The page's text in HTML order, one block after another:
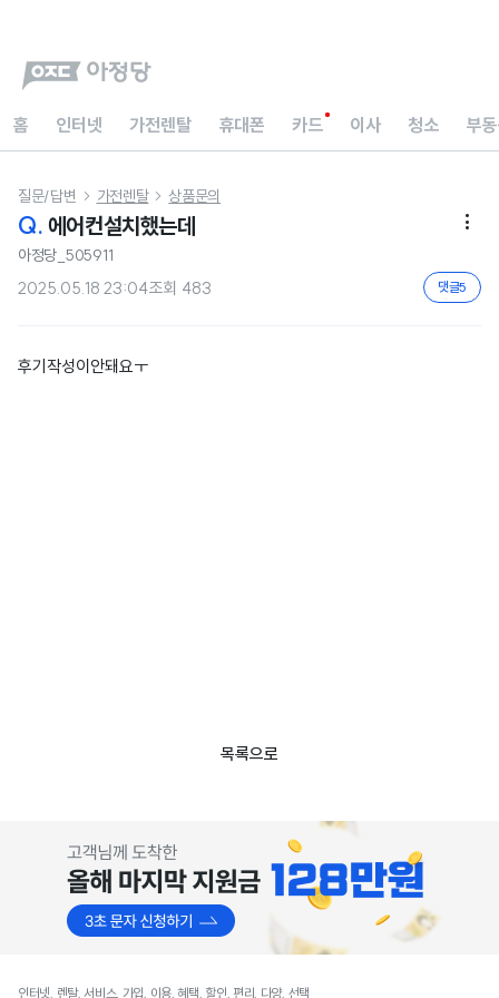
홈 인터넷 가전렌탈 휴대폰 카드 이사 청소 부
질문/답변  가전렌탈  상품문의
Q. 에어컨설치했는데 
아정당_505911
2025.05.18 23:04조회 483 댓글5
후기작성이안돼요ㅜ
목록으로
인터넷, 렌탈, 서비스, 가입, 이용, 혜택, 할인, 편리, 다양, 선택